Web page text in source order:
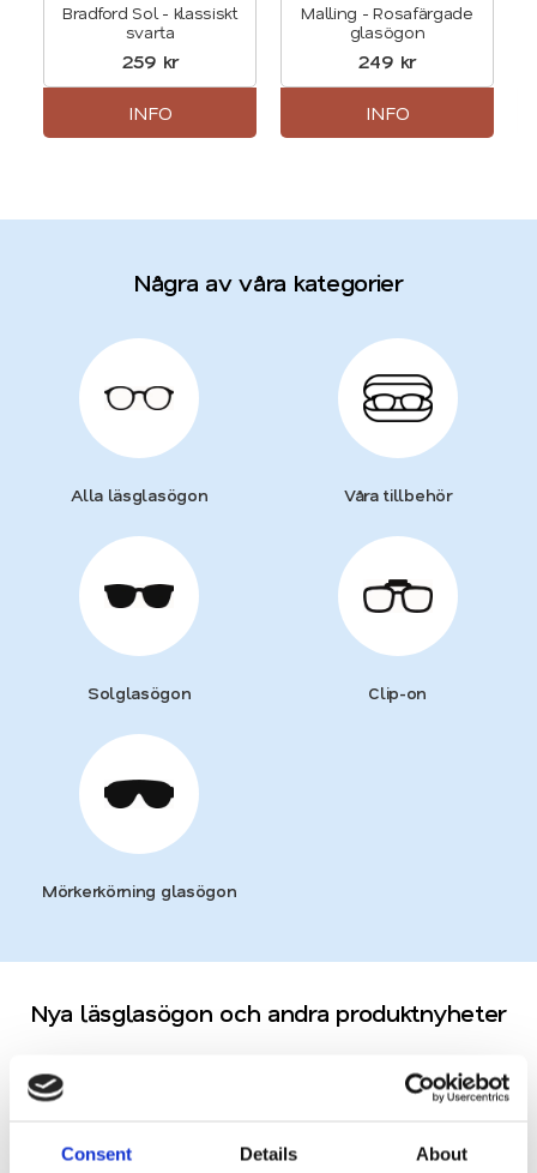
Consent Details About
Bradford Sol - klassiskt
svarta
259 kr
INFO
Malling - Rosafärgade
glasögon
249 kr
INFO
Några av våra kategorier
Alla läsglasögon Våra tillbehör
Solglasögon Clip-on
Mörkerkörning glasögon
Nya läsglasögon och andra produktnyheter
Lägg